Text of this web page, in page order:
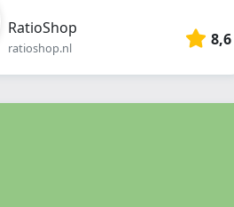
RatioShop
ratioshop.nl 8,6